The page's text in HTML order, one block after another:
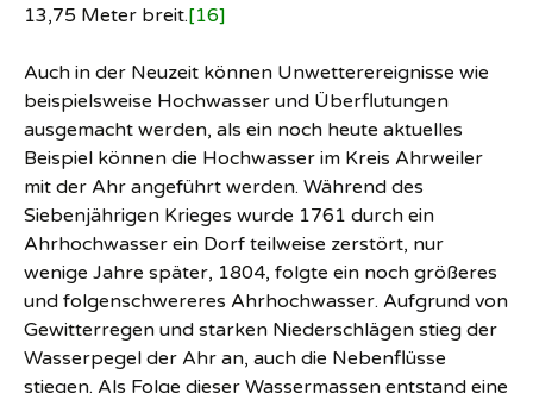
13,75 Meter breit.[16]
Auch in der Neuzeit können Unwetterereignisse wie
beispielsweise Hochwasser und Überflutungen
ausgemacht werden, als ein noch heute aktuelles
Beispiel können die Hochwasser im Kreis Ahrweiler
mit der Ahr angeführt werden. Während des
Siebenjährigen Krieges wurde 1761 durch ein
Ahrhochwasser ein Dorf teilweise zerstört, nur
wenige Jahre später, 1804, folgte ein noch größeres
und folgenschwereres Ahrhochwasser. Aufgrund von
Gewitterregen und starken Niederschlägen stieg der
Wasserpegel der Ahr an, auch die Nebenflüsse
stiegen. Als Folge dieser Wassermassen entstand eine